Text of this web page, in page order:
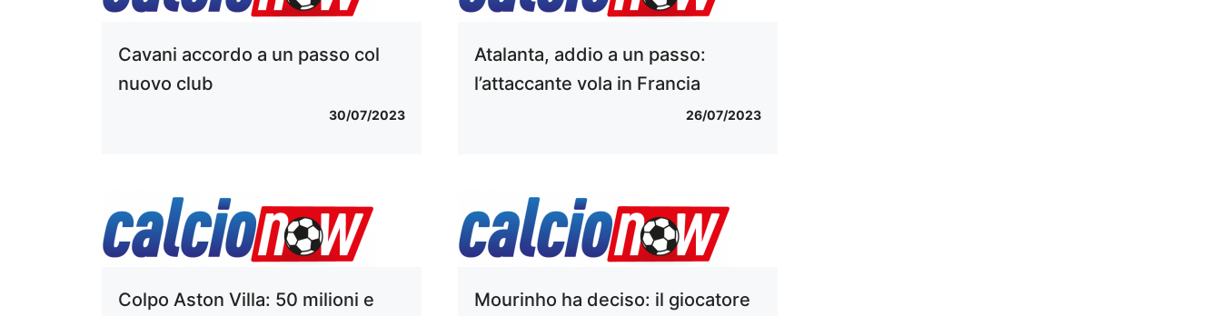
Cavani accordo a un passo col
nuovo club
30/07/2023
Atalanta, addio a un passo:
l’attaccante vola in Francia
26/07/2023
Colpo Aston Villa: 50 milioni e
Mourinho ha deciso: il giocatore